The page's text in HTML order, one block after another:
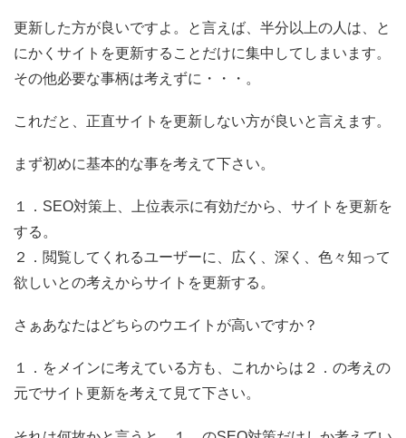
更新した方が良いですよ。と言えば、半分以上の人は、と
にかくサイトを更新することだけに集中してしまいます。
その他必要な事柄は考えずに・・・。
これだと、正直サイトを更新しない方が良いと言えます。
まず初めに基本的な事を考えて下さい。
１．SEO対策上、上位表示に有効だから、サイトを更新を
する。
２．閲覧してくれるユーザーに、広く、深く、色々知って
欲しいとの考えからサイトを更新する。
さぁあなたはどちらのウエイトが高いですか？
１．をメインに考えている方も、これからは２．の考えの
元でサイト更新を考えて見て下さい。